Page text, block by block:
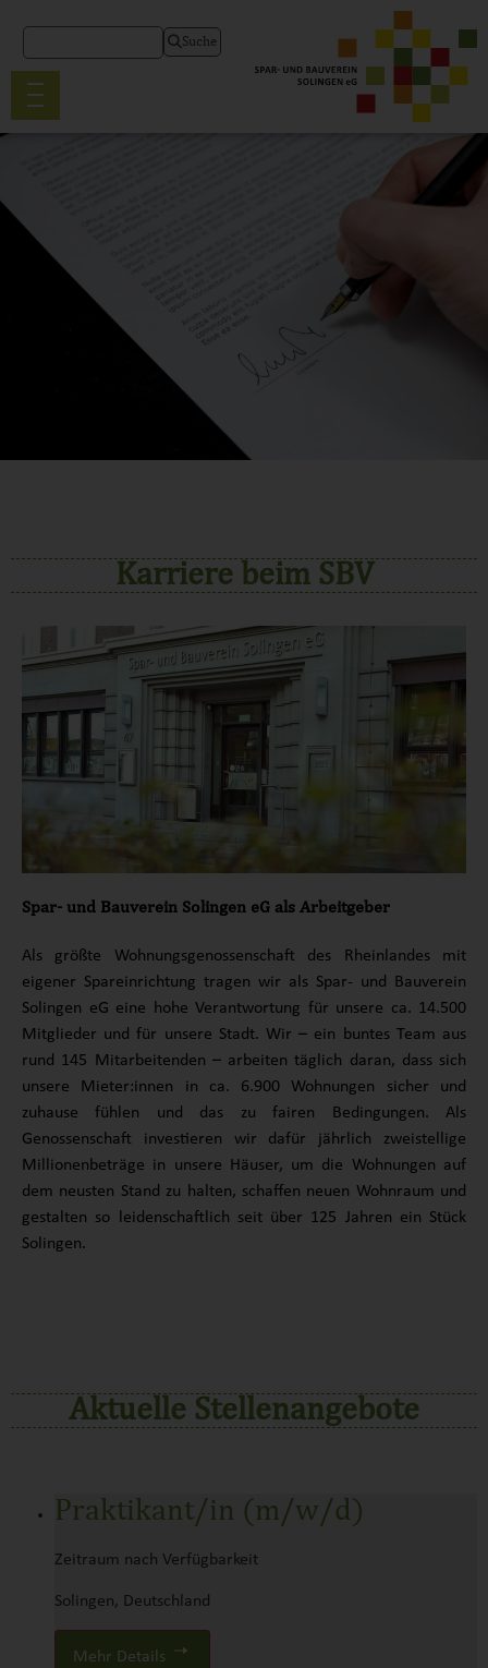
Suche
SBVKarriere beim SBV
Spar- und Bauverein Solingen eG als Arbeitgeber
Als größte Wohnungsgenossenschaft des Rheinlandes mit
eigener Spareinrichtung tragen wir als Spar- und Bauverein
Solingen eG eine hohe Verantwortung für unsere ca. 14.500
Mitglieder und für unsere Stadt. Wir – ein buntes Team aus
rund 145 Mitarbeitenden – arbeiten täglich daran, dass sich
unsere Mieter:innen in ca. 6.900 Wohnungen sicher und
zuhause fühlen und das zu fairen Bedingungen. Als
Genossenschaft investieren wir dafür jährlich zweistellige
Millionenbeträge in unsere Häuser, um die Wohnungen auf
dem neusten Stand zu halten, schaffen neuen Wohnraum und
gestalten so leidenschaftlich seit über 125 Jahren ein Stück
Solingen.
Aktuelle Stellenangebote
Praktikant/in (m/w/d)
Zeitraum nach Verfügbarkeit
Solingen, Deutschland
Mehr Details